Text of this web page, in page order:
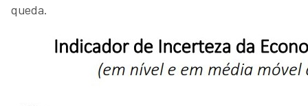
queda.